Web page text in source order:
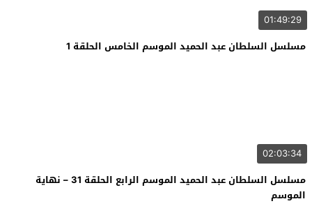
01:49:29
مسلسل السلطان عبد الحميد الموسم الخامس الحلقة 1
02:03:34
مسلسل السلطان عبد الحميد الموسم الرابع الحلقة 31 – نهاية
الموسم